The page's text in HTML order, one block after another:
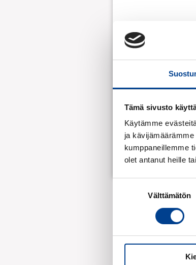
Tämä sivusto
Käytämme
ja
kumppaneillemme
olet antanut heille
Välttämätön
Takuuehdot